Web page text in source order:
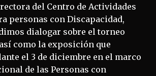
del Centro de Actividades
personas con Discapacidad,
dialogar sobre el torneo
como la exposición que
el 3 de diciembre en el marco
de las Personas con